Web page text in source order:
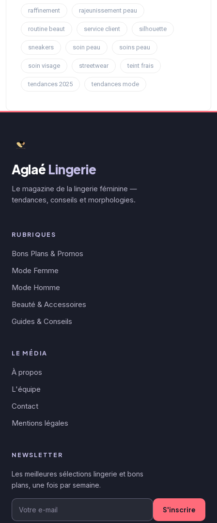
raffinement rajeunissement peau
routine beaut service client silhouette
sneakers soin peau soins peau
soin visage streetwear teint frais
tendances 2025 tendances mode
Aglaé Lingerie
Le magazine de la lingerie féminine —
tendances, conseils et morphologies.
RUBRIQUES
Bons Plans & Promos
Mode Femme
Mode Homme
Beauté & Accessoires
Guides & Conseils
LE MÉDIA
À propos
L'équipe
Contact
Mentions légales
NEWSLETTER
Les meilleures sélections lingerie et bons
plans, une fois par semaine.
S'inscrire